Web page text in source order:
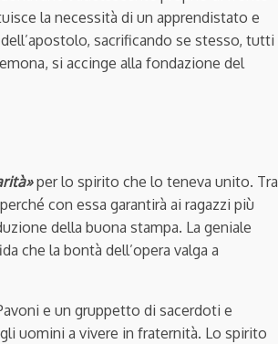
la necessità di un apprendistato e
sacrificando se stesso, tutti
si accinge alla fondazione del
per lo spirito che lo teneva unito. Tra
con essa garantirà ai ragazzi più
della buona stampa. La geniale
che la bontà dell’opera valga a
e un gruppetto di sacerdoti e
uomini a vivere in fraternità. Lo spirito